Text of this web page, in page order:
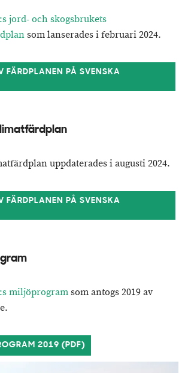
jord- och skogsbrukets
som lanserades i februari 2024.
FÄRDPLANEN PÅ SVENSKA
uppdaterades i augusti 2024.
FÄRDPLANEN PÅ SVENSKA
miljöprogramsom antogs 2019 av
2019 (PDF)